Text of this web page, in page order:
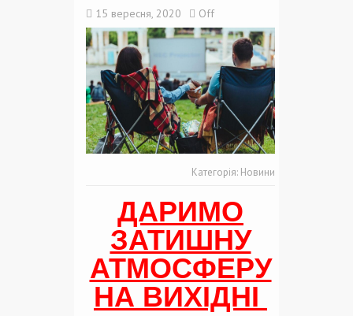
15 вересня, 2020 Off
Категорія: Новини
ДАРИМО
ЗАТИШНУ
АТМОСФЕРУ
НА ВИХІДНІ